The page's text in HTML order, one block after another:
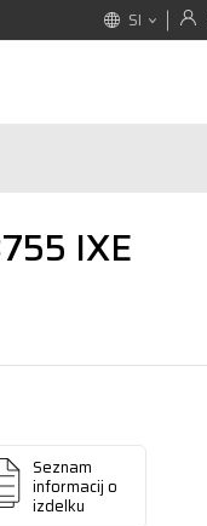
SI
IXE
Seznam
informacij o
izdelku